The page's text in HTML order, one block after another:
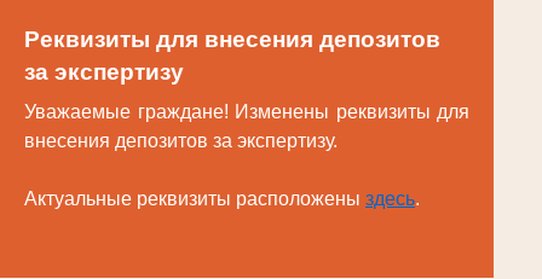
Реквизиты для внесения депозитов
за экспертизу
Уважаемые граждане! Изменены реквизиты для
внесения депозитов за экспертизу.
Актуальные реквизиты расположеныздесь.